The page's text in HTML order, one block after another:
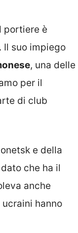
portiere è
Il suo impiego
, una delle
per il
di club
e della
che ha il
anche
ucraini hanno